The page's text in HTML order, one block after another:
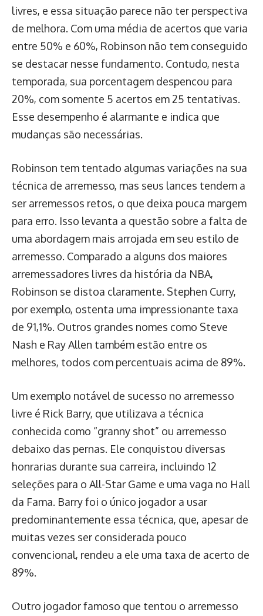
livres, e essa situação parece não ter perspectiva
de melhora. Com uma média de acertos que varia
entre 50% e 60%, Robinson não tem conseguido
se destacar nesse fundamento. Contudo, nesta
temporada, sua porcentagem despencou para
20%, com somente 5 acertos em 25 tentativas.
Esse desempenho é alarmante e indica que
mudanças são necessárias.
Robinson tem tentado algumas variações na sua
técnica de arremesso, mas seus lances tendem a
ser arremessos retos, o que deixa pouca margem
para erro. Isso levanta a questão sobre a falta de
uma abordagem mais arrojada em seu estilo de
arremesso. Comparado a alguns dos maiores
arremessadores livres da história da NBA,
Robinson se distoa claramente. Stephen Curry,
por exemplo, ostenta uma impressionante taxa
de 91,1%. Outros grandes nomes como Steve
Nash e Ray Allen também estão entre os
melhores, todos com percentuais acima de 89%.
Um exemplo notável de sucesso no arremesso
livre é Rick Barry, que utilizava a técnica
conhecida como “granny shot” ou arremesso
debaixo das pernas. Ele conquistou diversas
honrarias durante sua carreira, incluindo 12
seleções para o All-Star Game e uma vaga no Hall
da Fama. Barry foi o único jogador a usar
predominantemente essa técnica, que, apesar de
muitas vezes ser considerada pouco
convencional, rendeu a ele uma taxa de acerto de
89%.
Outro jogador famoso que tentou o arremesso